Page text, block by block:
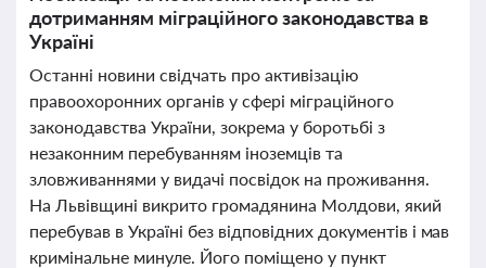
дотриманням міграційного законодавства в
Україні
Останні новини свідчать про активізацію
правоохоронних органів у сфері міграційного
законодавства України, зокрема у боротьбі з
незаконним перебуванням іноземців та
зловживаннями у видачі посвідок на проживання.
На Львівщині викрито громадянина Молдови, який
перебував в Україні без відповідних документів і мав
кримінальне минуле. Його поміщено у пункт